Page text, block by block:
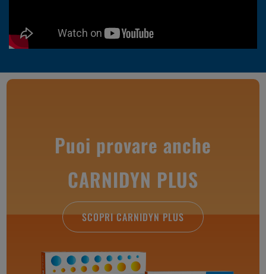
Puoi provare anche
CARNIDYN PLUS
SCOPRI CARNIDYN PLUS